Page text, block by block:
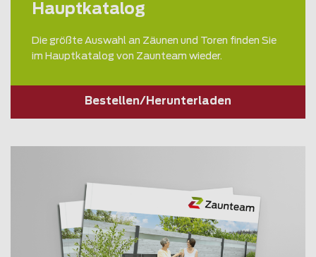
Hauptkatalog
Die größte Auswahl an Zäunen und Toren finden Sie
im Hauptkatalog von Zaunteam wieder.
Bestellen/Herunterladen